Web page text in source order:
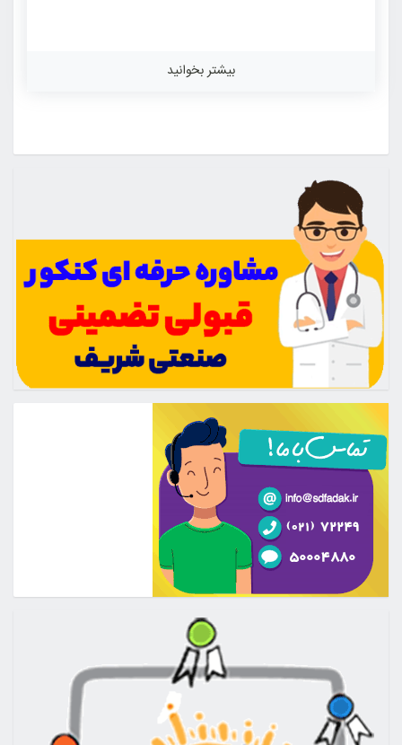
بیشتر بخوانید